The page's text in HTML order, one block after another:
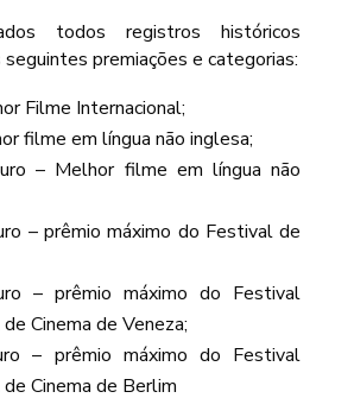
todos registros históricos
premiações e categorias:
Filme Internacional;
filme em língua não inglesa;
– Melhor filme em língua não
– prêmio máximo do Festival de
– prêmio máximo do Festival
Cinema de Veneza;
– prêmio máximo do Festival
Cinema de Berlim